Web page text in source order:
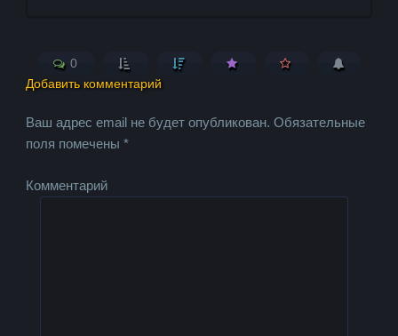
0
Добавить комментарий
Ваш адрес email не будет опубликован. Обязательные
поля помечены*
Комментарий